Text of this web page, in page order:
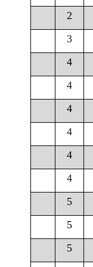
2
3
4
4
4
4
4
4
5
5
5